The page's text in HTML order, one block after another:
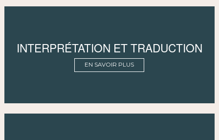
INTERPRÉTATION ET TRADUCTION
EN SAVOIR PLUS